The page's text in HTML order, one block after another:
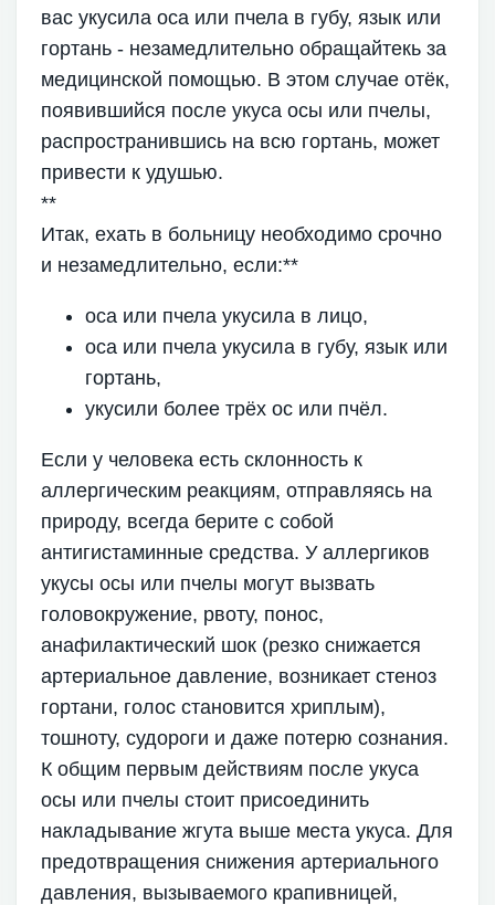
вас укусила оса или пчела в губу, язык или
гортань - незамедлительно обращайтекь за
медицинской помощью. В этом случае отёк,
появившийся после укуса осы или пчелы,
распространившись на всю гортань, может
привести к удушью.
**
Итак, ехать в больницу необходимо срочно
и незамедлительно, если:**
оса или пчела укусила в лицо,
оса или пчела укусила в губу, язык или
гортань,
укусили более трёх ос или пчёл.
Если у человека есть склонность к
аллергическим реакциям, отправляясь на
природу, всегда берите с собой
антигистаминные средства. У аллергиков
укусы осы или пчелы могут вызвать
головокружение, рвоту, понос,
анафилактический шок (резко снижается
артериальное давление, возникает стеноз
гортани, голос становится хриплым),
тошноту, судороги и даже потерю сознания.
К общим первым действиям после укуса
осы или пчелы стоит присоединить
накладывание жгута выше места укуса. Для
предотвращения снижения артериального
давления, вызываемого крапивницей,